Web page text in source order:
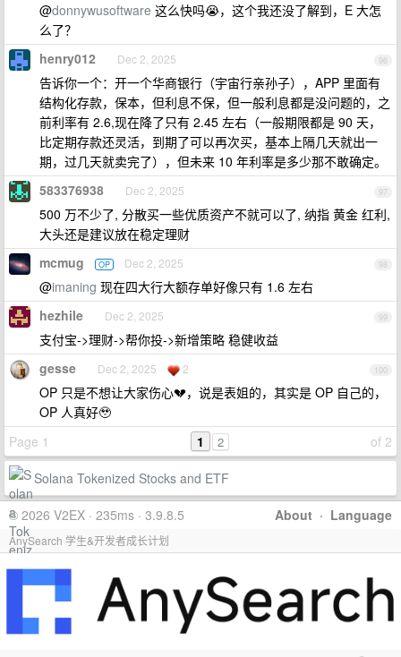
@donnywusoftware 这么快吗😭，这个我还没了解到，E 大怎
么了？
96
henry012 Dec 2, 2025
告诉你一个：开一个华商银行（宇宙行亲孙子），APP 里面有
结构化存款，保本，但利息不保，但一般利息都是没问题的，之
前利率有 2.6,现在降了只有 2.45 左右（一般期限都是 90 天，
比定期存款还灵活，到期了可以再次买，基本上隔几天就出一
期，过几天就卖完了），但未来 10 年利率是多少那不敢确定。
97
583376938 Dec 2, 2025
500 万不少了, 分散买一些优质资产不就可以了, 纳指 黄金 红利,
大头还是建议放在稳定理财
98
mcmug OP Dec 2, 2025
@imaning 现在四大行大额存单好像只有 1.6 左右
99
hezhile Dec 2, 2025
支付宝->理财->帮你投->新增策略 稳健收益
100
gesse Dec 2, 2025 2
OP 只是不想让大家伤心💔，说是表姐的，其实是 OP 自己的，
OP 人真好🥹
Page 1
of 2
1 2
Solana Tokenized Stocks and ETF
About · Language
© 2026 V2EX · 235ms · 3.9.8.5
AnySearch 学生&开发者成长计划